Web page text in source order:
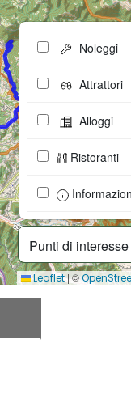
Punti di interesse
Noleggi
Attrattori
Alloggi
Ristoranti
Leaflet|©